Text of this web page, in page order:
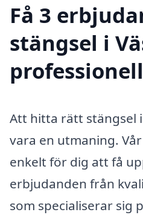
Få 3
stängsel i
Att hitta rätt stängsel
vara en utmaning.
enkelt för dig att få
erbjudanden från
som specialiserar sig